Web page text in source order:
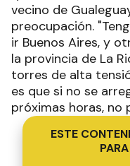
vecino de
preocupación.
ir Buenos Aires, y
la provincia de La
torres de alta
es que si no se
próximas horas, no
ESTE